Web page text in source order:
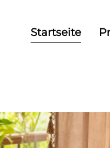
Startseite